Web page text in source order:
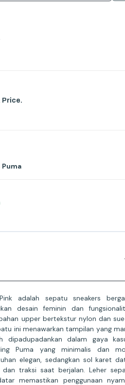
Price.
Puma
adalah sepatu sneakers
desain feminin dan
upper bertekstur nylon dan
ini menawarkan tampilan yang
dipadupadankan dalam gaya
Puma yang minimalis dan
elegan, sedangkan sol karet
dan traksi saat berjalan. Leher
memastikan penggunaan